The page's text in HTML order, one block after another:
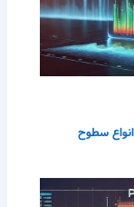
انواع سطوح